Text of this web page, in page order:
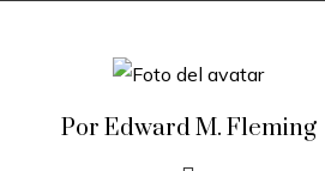
Por Edward M. Fleming